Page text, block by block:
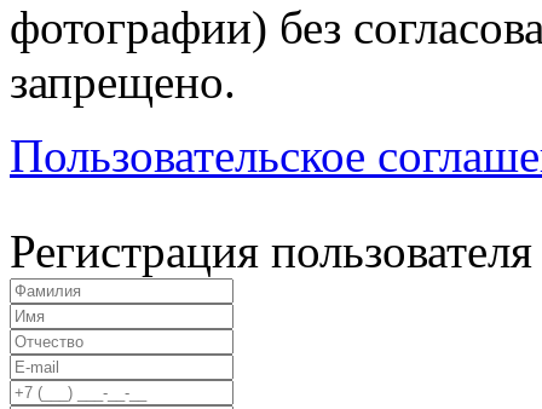
фотографии) без
запрещено.
Пользовательское
Регистрация пользователя